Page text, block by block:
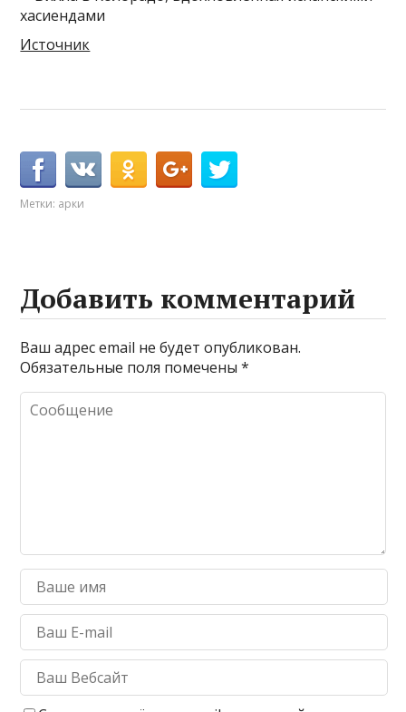
Источник
Метки: арки
Добавить комментарий
Ваш адрес email не будет опубликован.
Обязательные поля помечены*